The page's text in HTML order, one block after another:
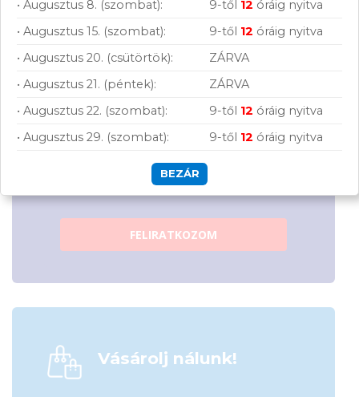
Hírlevelünkről bármikor leiratkozhatsz.
ÁSZF-ben található
adatkezelési tájékoztatót.
FELIRATKOZOM
Vásárolj nálunk!
• Augusztus 8. (szombat): 9-től 12 óráig nyitva
• Augusztus 15. (szombat):
9-től 12 óráig nyitva
• Augusztus 20. (csütörtök):
ZÁRVA
• Augusztus 21. (péntek):
ZÁRVA
• Augusztus 22. (szombat):
9-től 12 óráig nyitva
• Augusztus 29. (szombat):
9-től 12 óráig nyitva
BEZÁR